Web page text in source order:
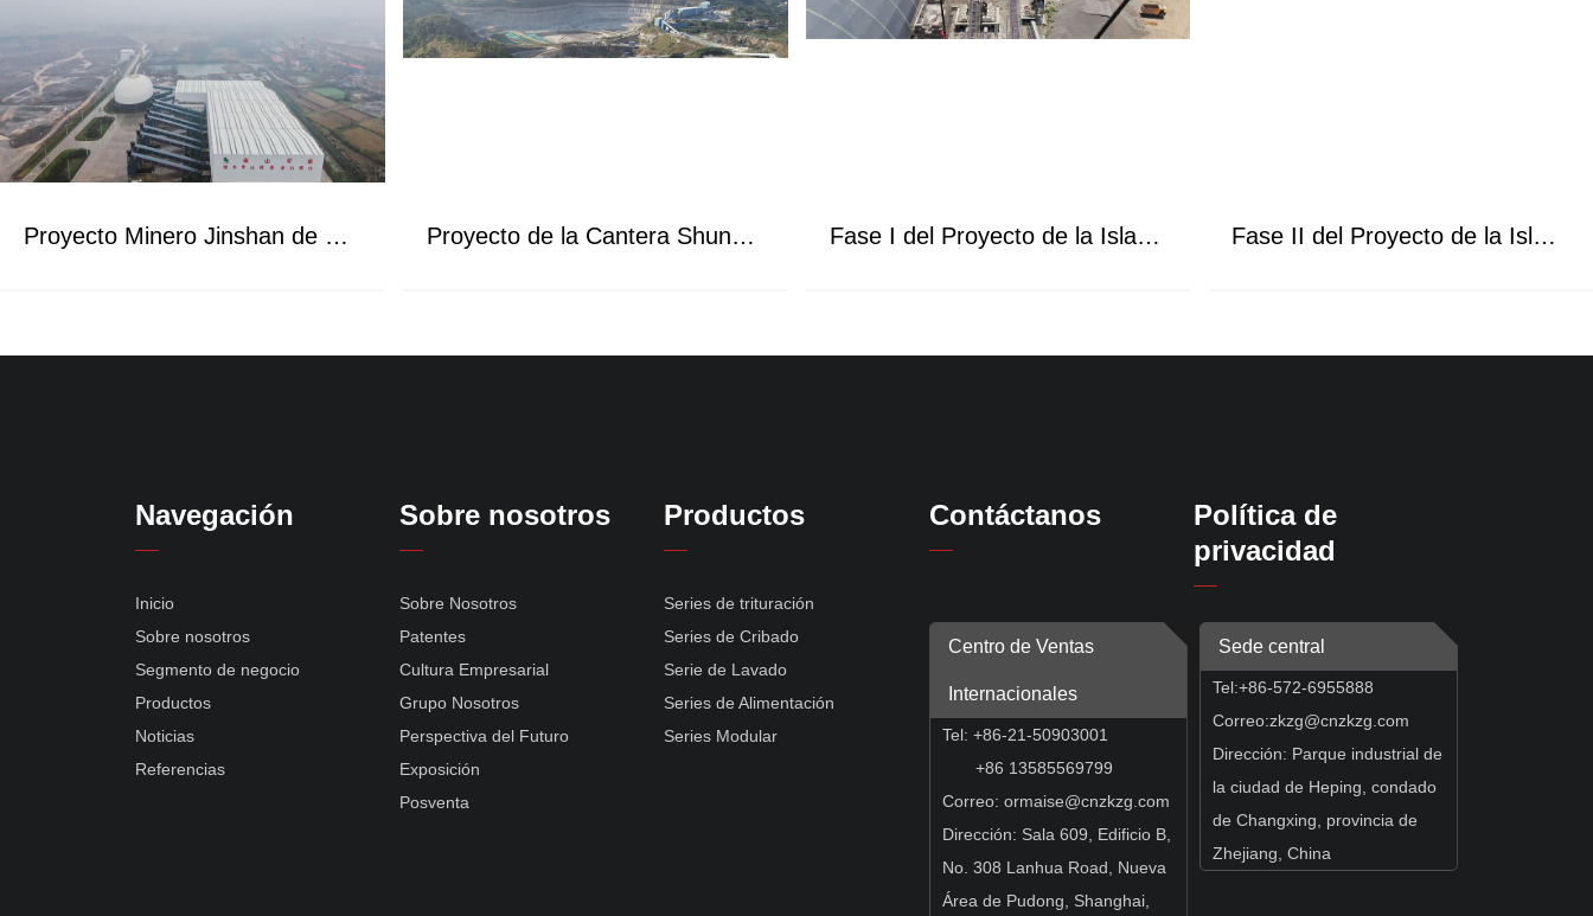
Proyecto Minero Jinshan de Henan Gushi Proyecto de la Cantera Shunxing de Guangzhou Fase I del Proyecto de la Isla Chuanbi de Ningbo Fase II del Proyecto de la Isla Chuanbi de Ningbo
Navegación
Inicio
Sobre nosotros
Segmento de negocio
Productos
Noticias
Referencias
Sobre nosotros
Sobre Nosotros
Patentes
Cultura Empresarial
Grupo Nosotros
Perspectiva del Futuro
Exposición
Posventa
Productos
Series de trituración
Series de Cribado
Serie de Lavado
Series de Alimentación
Series Modular
Contáctanos
Política de
privacidad
Centro de Ventas
Internacionales
Tel: +86-21-50903001
+86 13585569799
Correo: ormaise@cnzkzg.com
Dirección: Sala 609, Edificio B,
No. 308 Lanhua Road, Nueva
Área de Pudong, Shanghai,
Sede central
Tel:+86-572-6955888
Correo:zkzg@cnzkzg.com
Dirección: Parque industrial de
la ciudad de Heping, condado
de Changxing, provincia de
Zhejiang, China